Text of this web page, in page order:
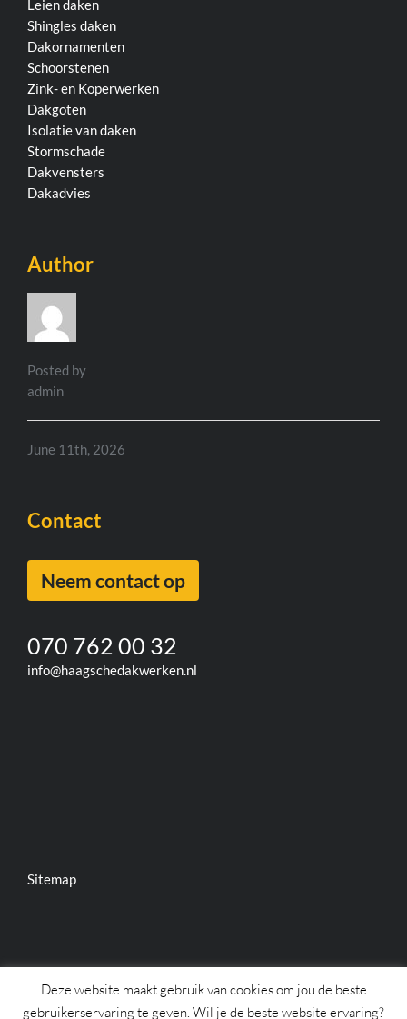
Leien daken
Shingles daken
Dakornamenten
Schoorstenen
Zink- en Koperwerken
Dakgoten
Isolatie van daken
Stormschade
Dakvensters
Dakadvies
Author
Posted by
admin
June 11th, 2026
Contact
Neem contact op
070 762 00 32
info@haagschedakwerken.nl
Sitemap
Deze website maakt gebruik van cookies om jou de beste
gebruikerservaring te geven. Wil je de beste website ervaring?